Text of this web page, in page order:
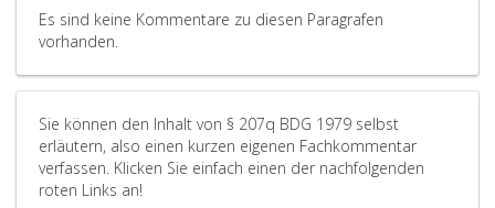
LDG 1984
9,
b,
nicht
gilt
und
Es sind keine Kommentare zu diesen Paragrafen
vorhanden.
Sie können den Inhalt von § 207q BDG 1979 selbst
erläutern, also einen kurzen eigenen Fachkommentar
verfassen. Klicken Sie einfach einen der nachfolgenden
roten Links an!